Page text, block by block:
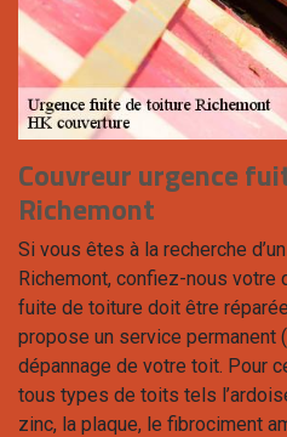
Couvreur urgence
Richemont
Si vous êtes à la recherche
Richemont, confiez-nous votre
fuite de toiture doit être
propose un service
dépannage de votre toit. Pour
tous types de toits tels
zinc, la plaque, le fibrociment